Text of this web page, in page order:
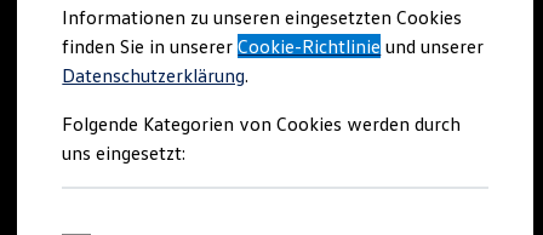
Die ENERGY Sondermodelle
Junge Gebrauchtwagen und Gebrauchtwagen
Volkswagen Zertifizierte Gebrauchtwagen
Elektromobilität bei Gebrauchtwagen
Saisonangebote
Reifenpakete
Leasing
Leasing-Angebote
Informationen zu unseren eingesetzten Cookies
finden Sie in unsererCookie-Richtlinie und unserer
Datenschutzerklärung.
Folgende Kategorien von Cookies werden durch
uns eingesetzt: